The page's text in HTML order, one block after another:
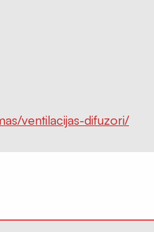
ventilacijas-difuzori/